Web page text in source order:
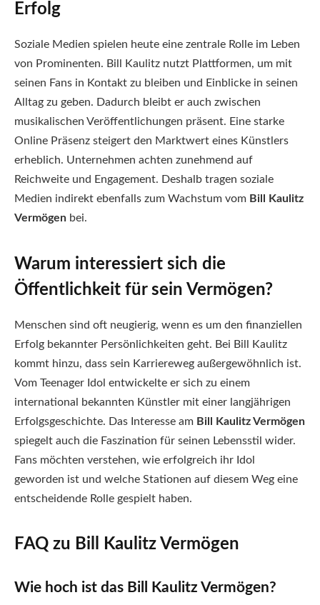
Erfolg
Soziale Medien spielen heute eine zentrale Rolle im Leben
von Prominenten. Bill Kaulitz nutzt Plattformen, um mit
seinen Fans in Kontakt zu bleiben und Einblicke in seinen
Alltag zu geben. Dadurch bleibt er auch zwischen
musikalischen Veröffentlichungen präsent. Eine starke
Online Präsenz steigert den Marktwert eines Künstlers
erheblich. Unternehmen achten zunehmend auf
Reichweite und Engagement. Deshalb tragen soziale
Medien indirekt ebenfalls zum Wachstum vom Bill Kaulitz
Vermögen bei.
Warum interessiert sich die
Öffentlichkeit für sein Vermögen?
Menschen sind oft neugierig, wenn es um den finanziellen
Erfolg bekannter Persönlichkeiten geht. Bei Bill Kaulitz
kommt hinzu, dass sein Karriereweg außergewöhnlich ist.
Vom Teenager Idol entwickelte er sich zu einem
international bekannten Künstler mit einer langjährigen
Erfolgsgeschichte. Das Interesse am Bill Kaulitz Vermögen
spiegelt auch die Faszination für seinen Lebensstil wider.
Fans möchten verstehen, wie erfolgreich ihr Idol
geworden ist und welche Stationen auf diesem Weg eine
entscheidende Rolle gespielt haben.
FAQ zu Bill Kaulitz Vermögen
Wie hoch ist das Bill Kaulitz Vermögen?